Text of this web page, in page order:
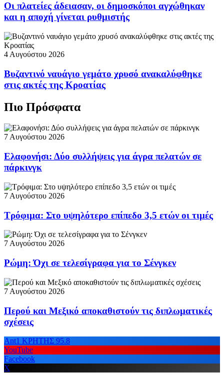
Οι πλατείες άδειασαν, οι δημοσκόποι αγχώθηκαν
και η αποχή γίνεται ρυθμιστής
4 Αυγούστου 2026
Βυζαντινό ναυάγιο γεμάτο χρυσό ανακαλύφθηκε
στις ακτές της Κροατίας
Πιο Πρόσφατα
7 Αυγούστου 2026
Ελαφονήσι: Δύο συλλήψεις για άγρα πελατών σε
πάρκινγκ
7 Αυγούστου 2026
Τρόφιμα: Στο υψηλότερο επίπεδο 3,5 ετών οι τιμές
7 Αυγούστου 2026
Ρώμη: Όχι σε τελεσίγραφα για το Σένγκεν
7 Αυγούστου 2026
Περού και Μεξικό αποκαθιστούν τις διπλωματικές
σχέσεις
Ant1 ΚΡΗΤΗΣ 95.8
YouTube
Facebook
X